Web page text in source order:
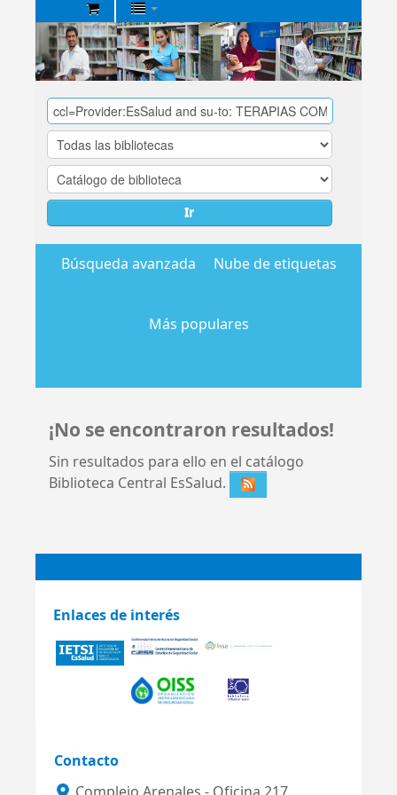
Biblioteca
Central
EsSalud
Ir
Búsqueda avanzada Nube de etiquetas
Más populares
¡No se encontraron resultados!
Sin resultados para ello en el catálogo
Biblioteca Central EsSalud.
Enlaces de interés
Contacto